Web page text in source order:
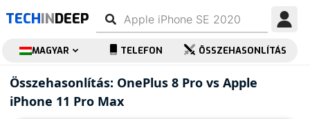
TECHINDEEP
MAGYAR TELEFON ÖSSZEHASONLÍTÁS
Összehasonlítás: OnePlus 8 Pro vs Apple
iPhone 11 Pro Max
OnePlus 8 Pro
Apple iPhone 11 Pro
Max